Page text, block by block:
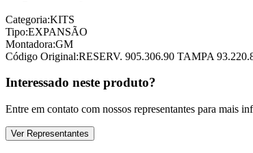
Categoria:KITS
Tipo:EXPANSÃO
Montadora:GM
Código Original:RESERV. 905.306.90 TAMPA
Interessado neste produto?
Entre em contato com nossos representantes para mais
Ver Representantes